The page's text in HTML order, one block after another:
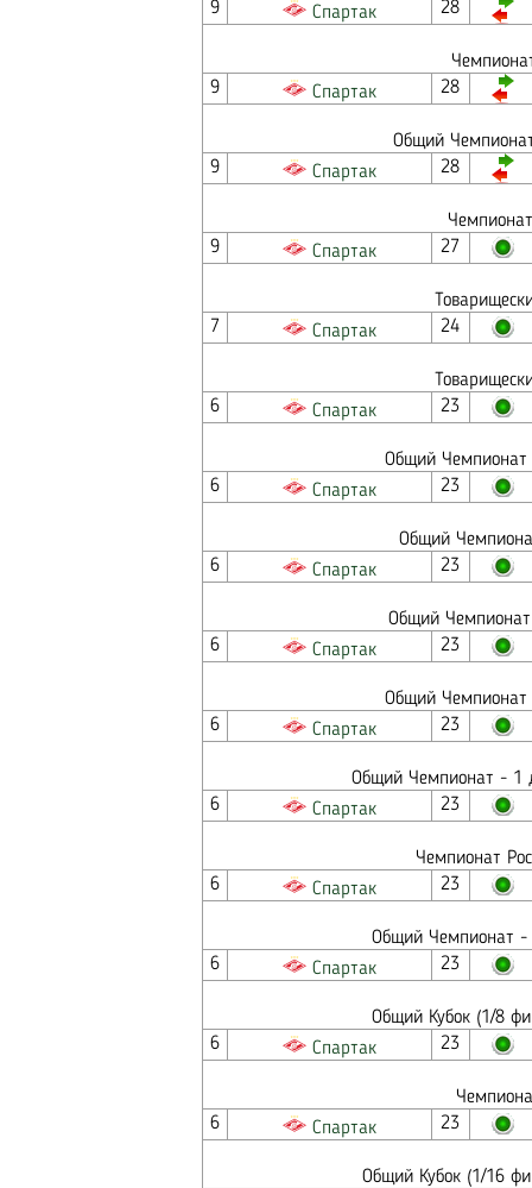
9
Спартак 28
9
Спартак 28
Общий
9
Спартак 28
9
Спартак 27
7
Спартак 24
6
Спартак 23
Общий
6
Спартак 23
Общий
6
Спартак 23
Общий
6
Спартак 23
Общий
6
Спартак 23
Общий Чемпионат - 1
6
Спартак 23
Чемпионат
6
Спартак 23
Общий Чемпионат -
6
Спартак 23
Общий Кубок (1/8
6
Спартак 23
6
Спартак 23
Общий Кубок (1/16